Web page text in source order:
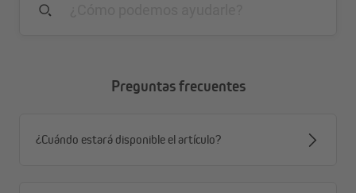
Preguntas frecuentes
¿Cuándo estará disponible el artículo?